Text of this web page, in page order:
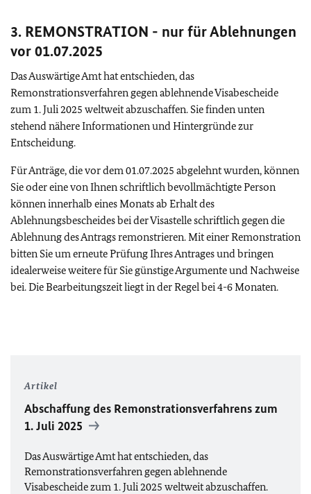
3. REMONSTRATION - nur für Ablehnungen
vor 01.07.2025
Das Auswärtige Amt hat entschieden, das
Remonstrationsverfahren gegen ablehnende Visabescheide
zum 1. Juli 2025 weltweit abzuschaffen. Sie finden unten
stehend nähere Informationen und Hintergründe zur
Entscheidung.
Für Anträge, die vor dem 01.07.2025 abgelehnt wurden, können
Sie oder eine von Ihnen schriftlich bevollmächtigte Person
können innerhalb eines Monats ab Erhalt des
Ablehnungsbescheides bei der Visastelle schriftlich gegen die
Ablehnung des Antrags remonstrieren. Mit einer Remonstration
bitten Sie um erneute Prüfung Ihres Antrages und bringen
idealerweise weitere für Sie günstige Argumente und Nachweise
bei. Die Bearbeitungszeit liegt in der Regel bei 4-6 Monaten.
Artikel
Abschaffung des Remonstrationsverfahrens zum
1. Juli 2025
Das Auswärtige Amt hat entschieden, das
Remonstrationsverfahren gegen ablehnende
Visabescheide zum 1. Juli 2025 weltweit abzuschaffen.